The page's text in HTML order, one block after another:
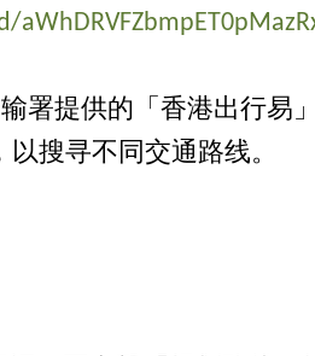
署提供的「香港出行易
搜寻不同交通路线。